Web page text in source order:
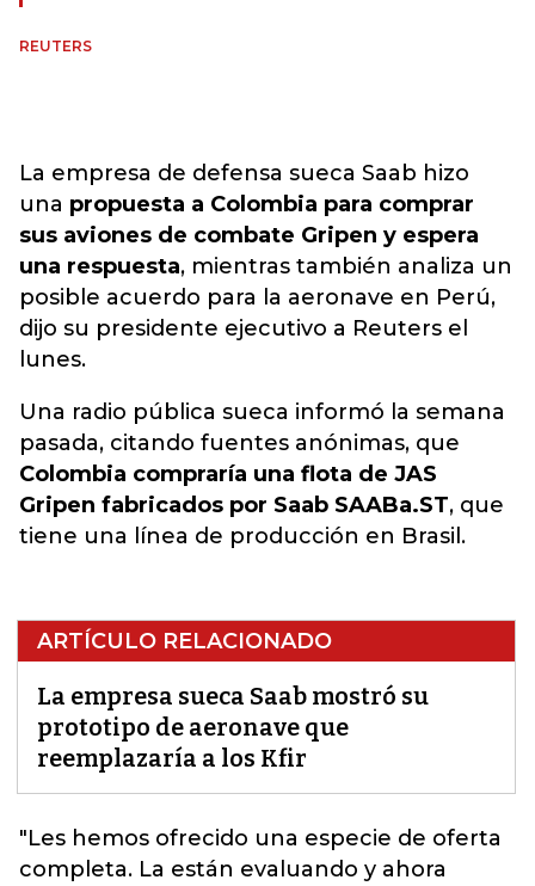
REUTERS
La empresa de defensa sueca Saab hizo
una propuesta a Colombia para comprar
sus aviones de combate Gripen y espera
una respuesta, mientras también analiza un
posible acuerdo para la aeronave en Perú,
dijo su presidente ejecutivo a Reuters el
lunes.
Una radio pública sueca informó la semana
pasada, citando fuentes anónimas, que
Colombia compraría una flota de JAS
Gripen fabricados por Saab SAABa.ST, que
tiene una línea de producción en Brasil.
ARTÍCULO RELACIONADO
La empresa sueca Saab mostró su
prototipo de aeronave que
reemplazaría a los Kfir
"Les hemos ofrecido una especie de oferta
completa. La están evaluando y ahora